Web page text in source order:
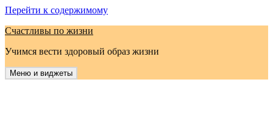
Перейти к содержимому
Счастливы по жизни
Учимся вести здоровый образ жизни
Меню и виджеты